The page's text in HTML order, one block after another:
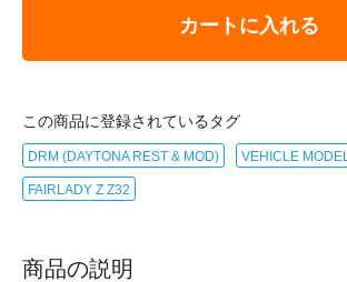
カートに入れる
この商品に登録されているタグ
DRM (DAYTONA REST & MOD) VEHICLE MODEL
FAIRLADY Z Z32
商品の説明